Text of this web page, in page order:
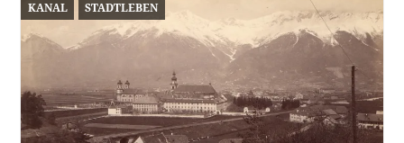
KANAL STADTLEBEN